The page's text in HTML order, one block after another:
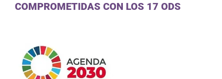
COMPROMETIDAS CON LOS 17 ODS